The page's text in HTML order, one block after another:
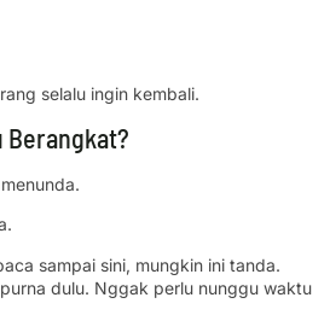
selalu ingin kembali.
Berangkat?
sampai sini, mungkin ini tanda.
dulu. Nggak perlu nunggu waktu